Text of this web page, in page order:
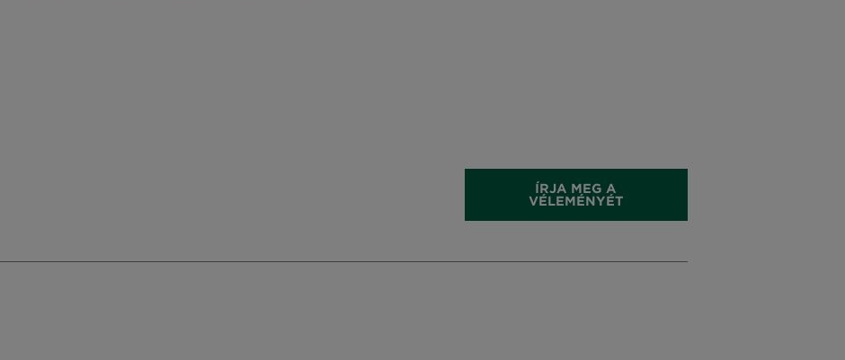
ÍRJA MEG A
VÉLEMÉNYÉT